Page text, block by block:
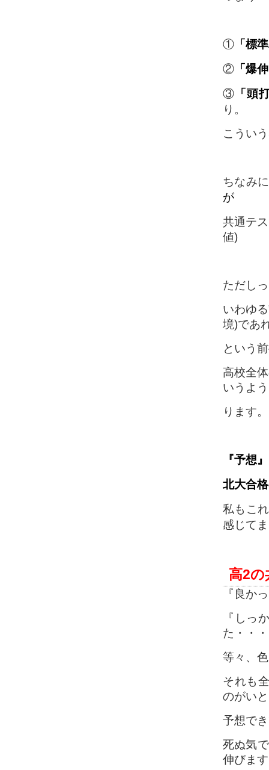
① 「標
② 「爆
③ 「頭
り。
こうい
ちなみ
が
共通テ
値)
ただし
いわゆ
境)であ
という
高校全
いうよ
ります。
『予想
北大合
私もこ
感じて
高2の
『良か
『しっ
た・・
等々、
それも
のがい
予想で
死ぬ気
伸びま